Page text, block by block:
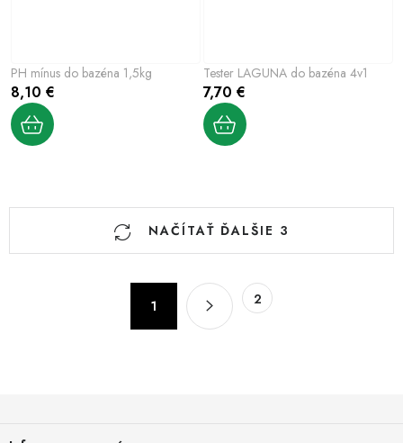
PH mínus do bazéna 1,5kg
8,10 €
Tester LAGUNA do bazéna 4v1
7,70 €
O
NAČÍTAŤ ĎALŠIE 3
1 2